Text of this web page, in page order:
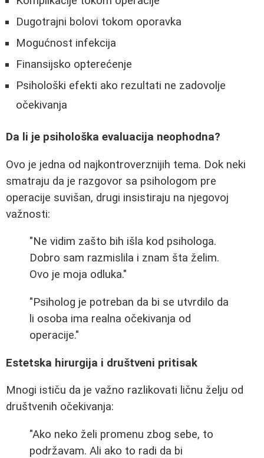
Dugotrajni bolovi tokom oporavka
Mogućnost infekcija
Finansijsko opterećenje
Psihološki efekti ako rezultati ne zadovolje
očekivanja
Da li je psihološka evaluacija neophodna?
Ovo je jedna od najkontroverznijih tema. Dok neki
smatraju da je razgovor sa psihologom pre
operacije suvišan, drugi insistiraju na njegovoj
važnosti:
"Ne vidim zašto bih išla kod psihologa.
Dobro sam razmislila i znam šta želim.
Ovo je moja odluka."
"Psiholog je potreban da bi se utvrdilo da
li osoba ima realna očekivanja od
operacije."
Estetska hirurgija i društveni pritisak
Mnogi ističu da je važno razlikovati ličnu želju od
društvenih očekivanja:
"Ako neko želi promenu zbog sebe, to
podržavam. Ali ako to radi da bi